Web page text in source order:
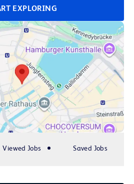
EXPLORING
Viewed Jobs Saved Jobs